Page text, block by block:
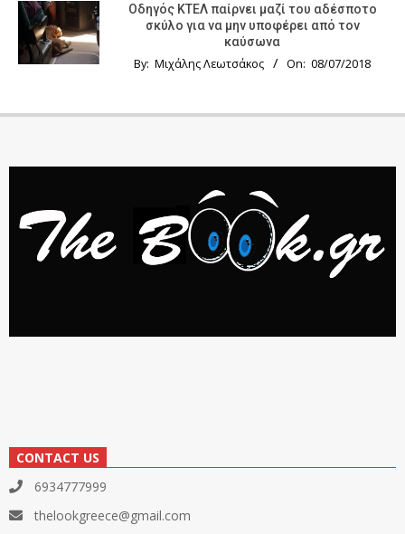
Οδηγός KTΕΛ παίρνει μαζί του αδέσποτο
σκύλο για να μην υποφέρει από τον
καύσωνα
By: Μιχάλης Λεωτσάκος On: 08/07/2018
CONTACT US
6934777999
thelookgreece@gmail.com